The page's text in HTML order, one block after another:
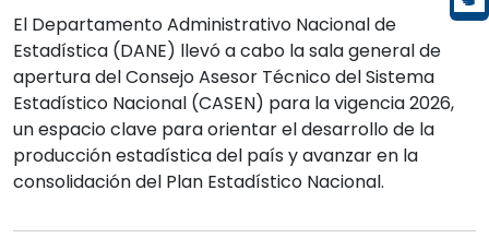
El Departamento Administrativo Nacional de
Estadística (DANE) llevó a cabo la sala general de
apertura del Consejo Asesor Técnico del Sistema
Estadístico Nacional (CASEN) para la vigencia 2026,
un espacio clave para orientar el desarrollo de la
producción estadística del país y avanzar en la
consolidación del Plan Estadístico Nacional.